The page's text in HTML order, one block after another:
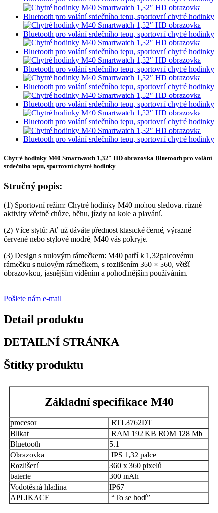
Chytré hodinky M40 Smartwatch 1,32″ HD obrazovka Bluetooth pro volání
srdečního tepu, sportovní chytré hodinky
Stručný popis:
(1) Sportovní režim: Chytré hodinky M40 mohou sledovat různé
aktivity včetně chůze, běhu, jízdy na kole a plavání.
(2) Více stylů: Ať už dáváte přednost klasické černé, výrazné
červené nebo stylové modré, M40 vás pokryje.
(3) Design s nulovým rámečkem: M40 patří k 1,32palcovému
rámečku s nulovým rámečkem, s rozlišením 360 × 360, větší
obrazovkou, jasnějším viděním a pohodlnějším používáním.
Pošlete nám e-mail
Detail produktu
DETAILNÍ STRÁNKA
Štítky produktu
Základní specifikace M40
procesor
RTL8762DT
Blikat
RAM 192 KB ROM 128 Mb
Bluetooth
5.1
Obrazovka
IPS 1,32 palce
Rozlišení
360 x 360 pixelů
baterie
300 mAh
Vodotěsná hladina
IP67
APLIKACE
“To se hodí”